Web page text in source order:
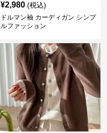
¥2,980 (税込)
ドルマン袖 カーディガン シンプ
ルファッション